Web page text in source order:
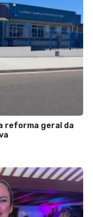
reforma geral da